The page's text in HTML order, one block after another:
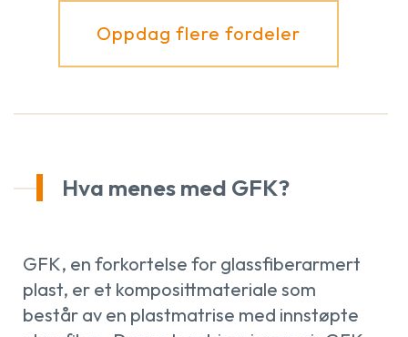
Oppdag flere fordeler
Hva menes med GFK?
GFK, en forkortelse for glassfiberarmert
plast, er et komposittmateriale som
består av en plastmatrise med innstøpte